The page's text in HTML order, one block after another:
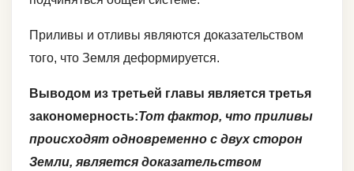
Приливы и отливы являются доказательством
того, что Земля деформируется.
Выводом из третьей главы является третья
закономерность:Тот фактор, что приливы
происходят одновременно с двух сторон
Земли, является доказательством